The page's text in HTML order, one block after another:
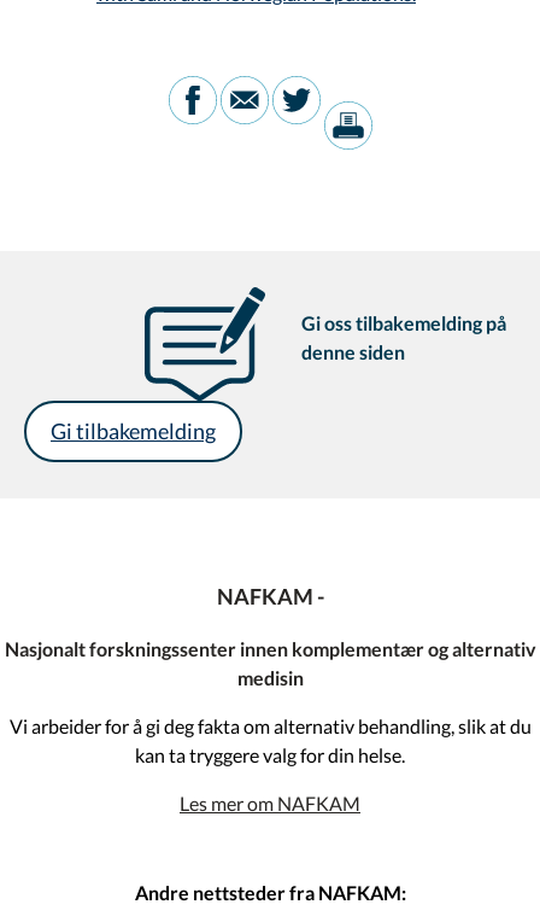
Gi oss tilbakemelding på
denne siden
Gi tilbakemelding
NAFKAM -
Nasjonalt forskningssenter innen komplementær og alternativ
medisin
Vi arbeider for å gi deg fakta om alternativ behandling, slik at du
kan ta tryggere valg for din helse.
Les mer om NAFKAM
Andre nettsteder fra NAFKAM: